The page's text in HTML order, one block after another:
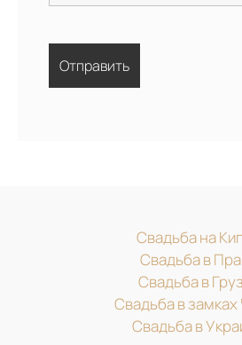
Свадьба на
Свадьба в
Свадьба в
Свадьба в замках
Свадьба в